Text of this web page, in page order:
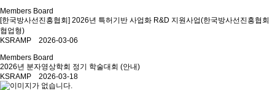
Members Board
[한국방사선진흥협회] 2026년 특허기반 사업화 R&D 지원사업(한국방사선진흥협회
협업형)
KSRAMP 2026-03-06
Members Board
2026년 분자영상학회 정기 학술대회 (안내)
KSRAMP 2026-03-18